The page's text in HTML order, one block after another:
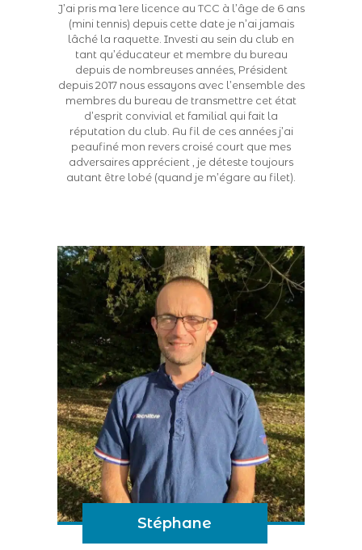
J’ai pris ma 1ere licence au TCC à l’âge de 6 ans
(mini tennis) depuis cette date je n’ai jamais
lâché la raquette. Investi au sein du club en
tant qu’éducateur et membre du bureau
depuis de nombreuses années, Président
depuis 2017 nous essayons avec l’ensemble des
membres du bureau de transmettre cet état
d’esprit convivial et familial qui fait la
réputation du club. Au fil de ces années j’ai
peaufiné mon revers croisé court que mes
adversaires apprécient , je déteste toujours
autant être lobé (quand je m’égare au filet).
Stéphane